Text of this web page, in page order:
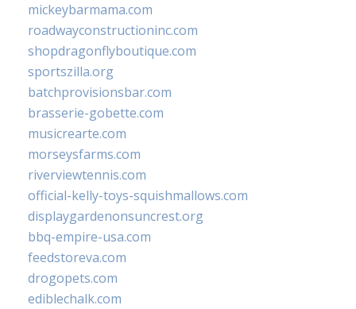
mickeybarmama.com
roadwayconstructioninc.com
shopdragonflyboutique.com
sportszilla.org
batchprovisionsbar.com
brasserie-gobette.com
musicrearte.com
morseysfarms.com
riverviewtennis.com
official-kelly-toys-squishmallows.com
displaygardenonsuncrest.org
bbq-empire-usa.com
feedstoreva.com
drogopets.com
ediblechalk.com